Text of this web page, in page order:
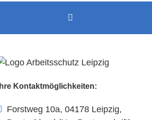
Ihre Kontaktmöglichkeiten:
Forstweg 10a, 04178 Leipzig,